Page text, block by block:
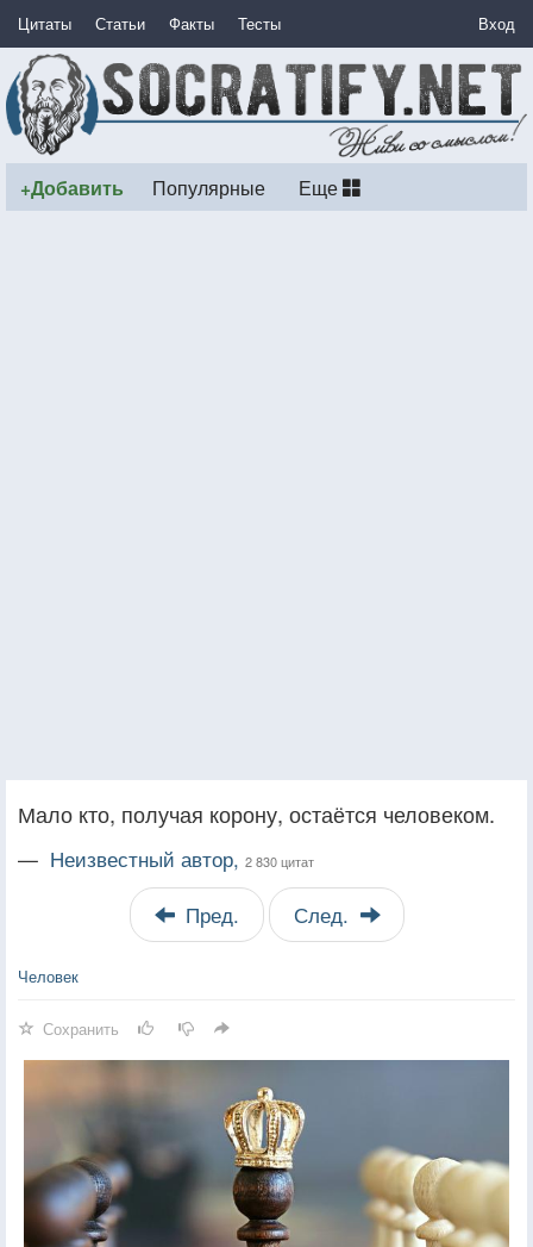
Цитаты Статьи Факты Тесты Вход
+Добавить Популярные Еще
Мало кто, получая корону, остаётся человеком.
— Неизвестный автор, 2 830 цитат
Пред. След.
Человек
Сохранить